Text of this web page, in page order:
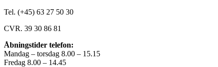
Tel. (+45) 63 27 50 30
CVR. 39 30 86 81
Åbningstider telefon:
Mandag – torsdag 8.00 – 15.15
Fredag 8.00 – 14.45